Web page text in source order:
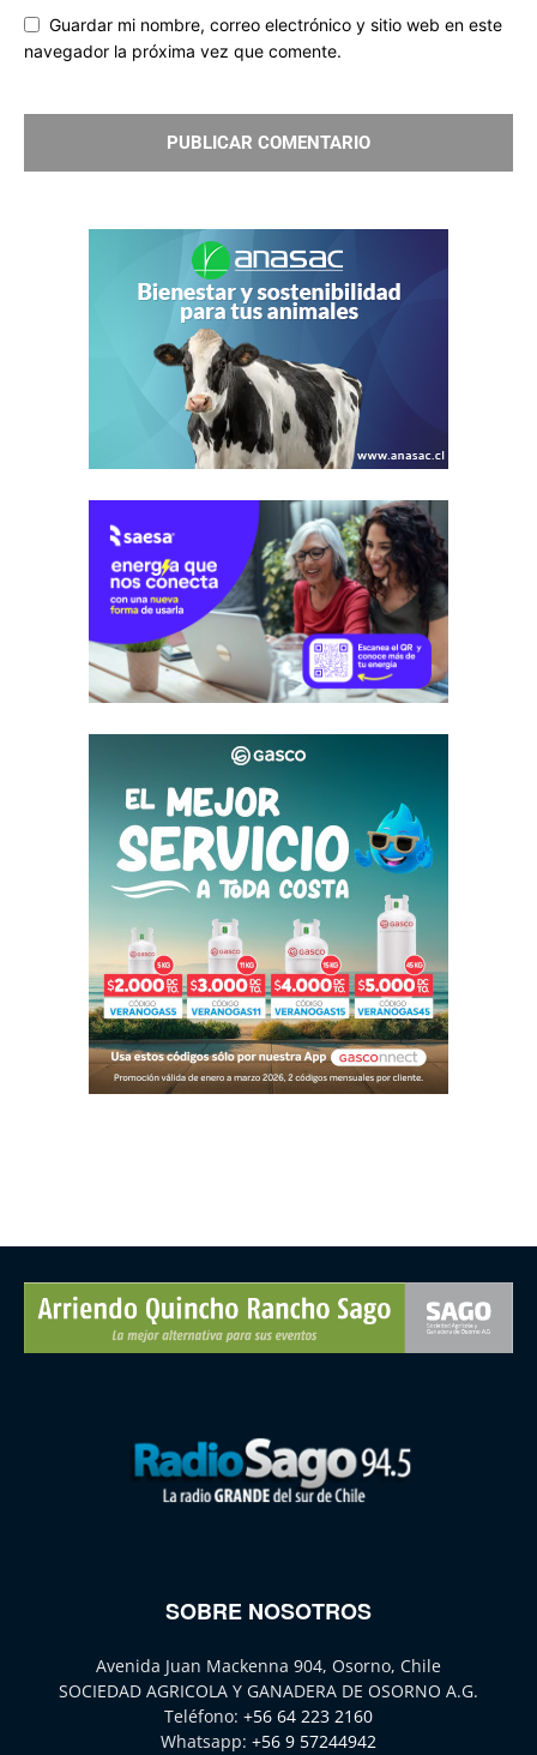
Guardar mi nombre, correo electrónico y sitio web en este
navegador la próxima vez que comente.
SOBRE NOSOTROS
Avenida Juan Mackenna 904, Osorno, Chile
SOCIEDAD AGRICOLA Y GANADERA DE OSORNO A.G.
Teléfono: +56 64 223 2160
Whatsapp: +56 9 57244942